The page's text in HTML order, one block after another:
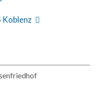
Koblenz